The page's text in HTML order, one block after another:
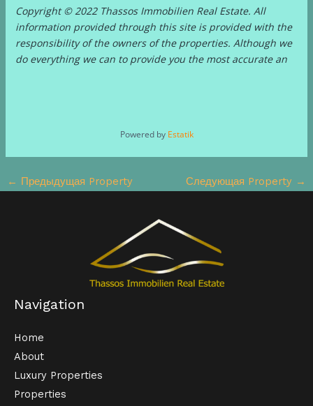
Copyright © 2022 Thassos Immobilien Real Estate. All
information provided through this site is provided with the
responsibility of the owners of the properties. Although we
do everything we can to provide you the most accurate an
Powered by Estatik
← Предыдущая Property Следующая Property →
Navigation
Home
About
Luxury Properties
Properties